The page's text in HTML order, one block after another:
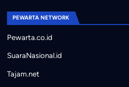
PEWARTA NETWORK
Pewarta.co.id
SuaraNasional.id
Tajam.net